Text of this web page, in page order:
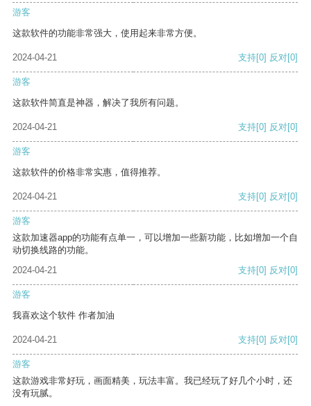
游客
这款软件的功能非常强大，使用起来非常方便。
2024-04-21 支持[0] 反对[0]
游客
这款软件简直是神器，解决了我所有问题。
2024-04-21 支持[0] 反对[0]
游客
这款软件的价格非常实惠，值得推荐。
2024-04-21 支持[0] 反对[0]
游客
这款加速器app的功能有点单一，可以增加一些新功能，比如增加一个自
动切换线路的功能。
2024-04-21
支持[0] 反对[0]
游客
我喜欢这个软件 作者加油
2024-04-21 支持[0] 反对[0]
游客
这款游戏非常好玩，画面精美，玩法丰富。我已经玩了好几个小时，还
没有玩腻。